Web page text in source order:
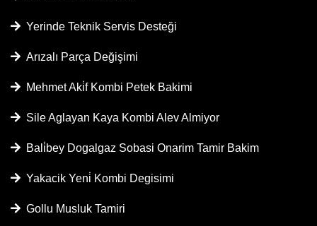
Yerinde Teknik Servis Desteği
Arızalı Parça Değişimi
Mehmet Aki̇f Kombi Petek Bakimi
Sile Aglayan Kaya Kombi Alev Almiyor
Bali̇bey Dogalgaz Sobasi Onarim Tamir Bakim
Yakacik Yeni̇ Kombi Degisimi
Gollu Musluk Tamiri